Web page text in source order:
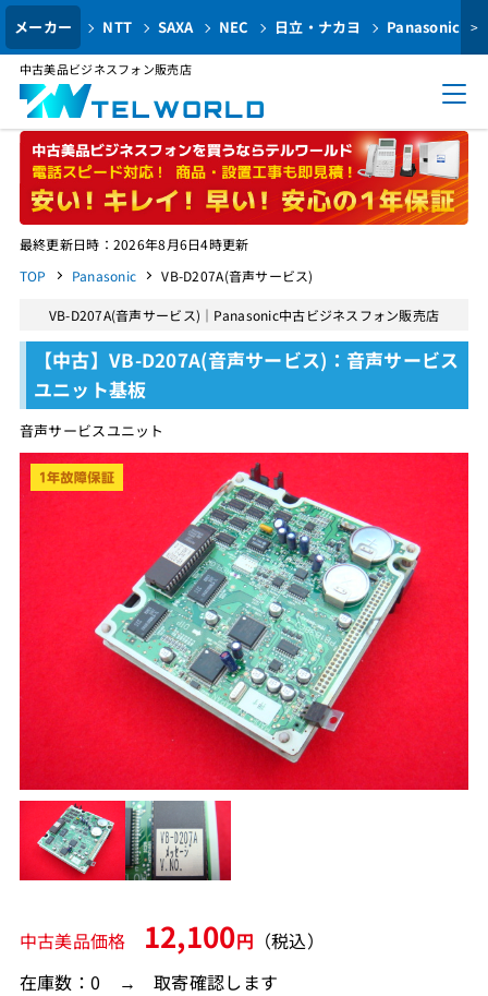
メーカー NTT SAXA NEC 日立・ナカヨ Panasonic >
中古美品ビジネスフォン販売店
最終更新日時：2026年8月6日4時更新
TOP
Panasonic VB-D207A(音声サービス)
VB-D207A(音声サービス)｜Panasonic中古ビジネスフォン販売店
【中古】VB-D207A(音声サービス)：音声サービス
ユニット基板
音声サービスユニット
中古美品価格 12,100円 （税込）
在庫数：0 → 取寄確認します